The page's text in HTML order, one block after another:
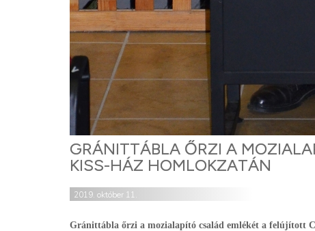
GRÁNITTÁBLA ŐRZI A
KISS-HÁZ HOMLOKZATÁN
2019. október 11.
Gránittábla őrzi a mozialapító család emlékét a felújított